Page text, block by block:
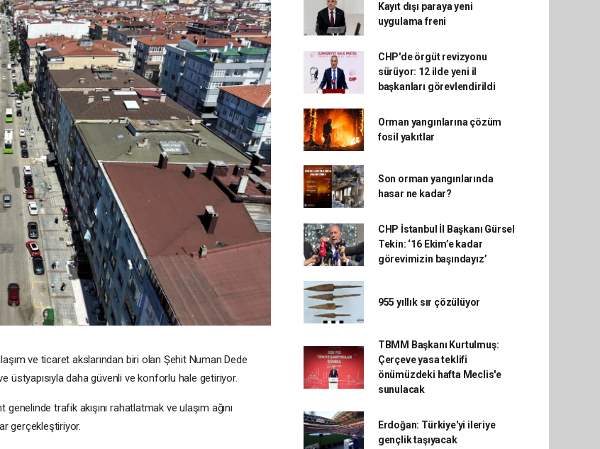
ve ticaret akslarından biri olan Şehit Numan Dede
üstyapısıyla daha güvenli ve konforlu hale getiriyor.
trafik akışını rahatlatmak ve ulaşım ağını
gerçekleştiriyor.
Kayıt dışı paraya yeni
uygulama freni
CHP'de örgüt revizyonu
sürüyor: 12 ilde yeni il
başkanları görevlendirildi
Orman yangınlarına çözüm
fosil yakıtlar
Son orman yangınlarında
hasar ne kadar?
CHP İstanbul İl Başkanı Gürsel
Tekin: ‘16 Ekim’e kadar
görevimizin başındayız’
955 yıllık sır çözülüyor
TBMM Başkanı Kurtulmuş:
Çerçeve yasa teklifi
önümüzdeki hafta Meclis'e
sunulacak
Erdoğan: Türkiye'yi ileriye
gençlik taşıyacak